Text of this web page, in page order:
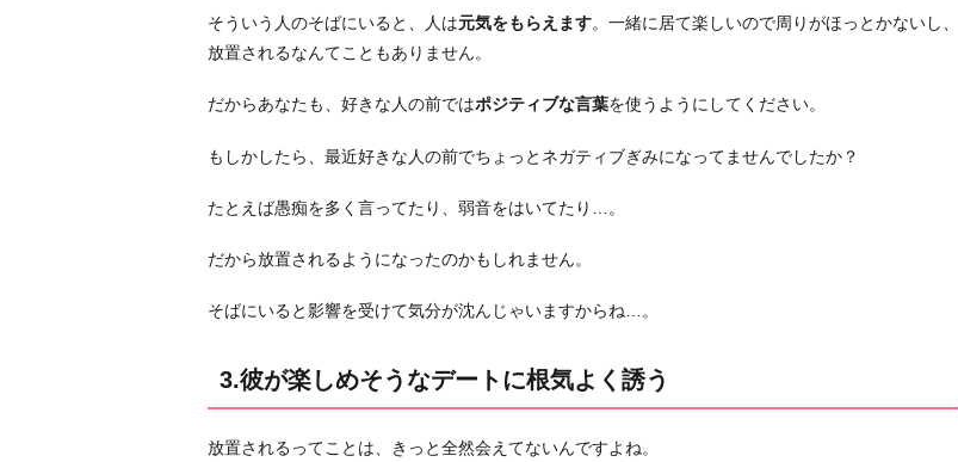
盛
れ
写
見
も
う
構
て
そういう人のそばにいると、人は元気をもらえます。一緒に居て楽しいので周りがほっとかないし、
放置されるなんてこともありません。
だからあなたも、好きな人の前ではポジティブな言葉を使うようにしてください。
もしかしたら、最近好きな人の前でちょっとネガティブぎみになってませんでしたか？
たとえば愚痴を多く言ってたり、弱音をはいてたり…。
だから放置されるようになったのかもしれません。
そばにいると影響を受けて気分が沈んじゃいますからね…。
3.彼が楽しめそうなデートに根気よく誘う
放置されるってことは、きっと全然会えてないんですよね。